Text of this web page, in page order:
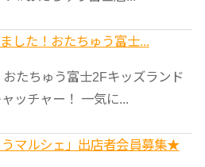
した！おたちゅう富士...
たちゅう富士2Fキッズランド
ッチャー！ 一気に...
マルシェ」出店者会員募集★